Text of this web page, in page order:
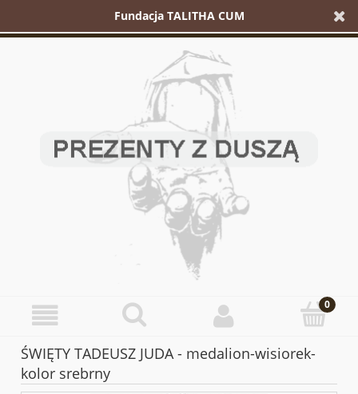
Fundacja TALITHA CUM
ŚWIĘTY TADEUSZ JUDA - medalion-wisiorek-
kolor srebrny